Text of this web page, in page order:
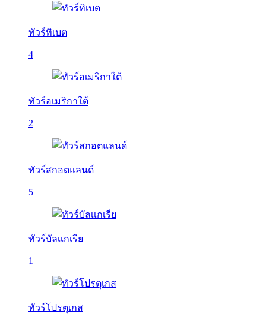
ทัวร์ทิเบต
4
ทัวร์อเมริกาใต้
2
ทัวร์สกอตแลนด์
5
ทัวร์บัลเเกเรีย
1
ทัวร์โปรตุเกส